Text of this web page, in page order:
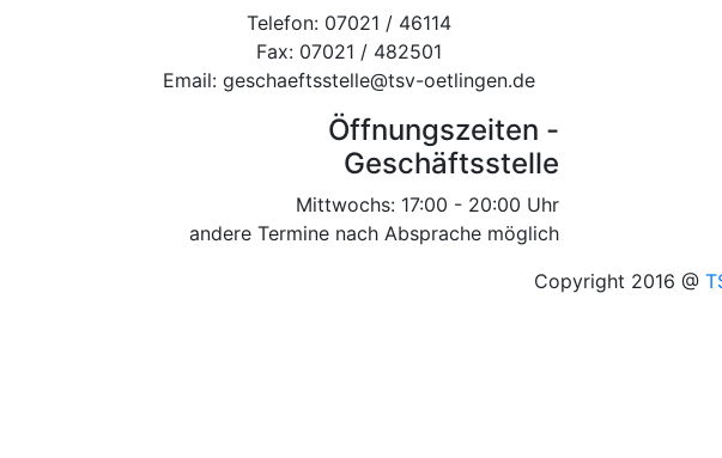
Telefon: 07021 / 46114
Fax: 07021 / 482501
Email: geschaeftsstelle@tsv-oetlingen.de
Öffnungszeiten -
Geschäftsstelle
Mittwochs: 17:00 - 20:00 Uhr
andere Termine nach Absprache möglich
Copyright 2016 @